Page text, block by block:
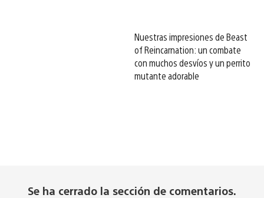
Nuestras impresiones de Beast
of Reincarnation: un combate
con muchos desvíos y un perrito
mutante adorable
Se ha cerrado la sección de comentarios.